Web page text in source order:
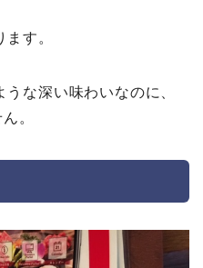
す。
な深い味わいなのに、
。